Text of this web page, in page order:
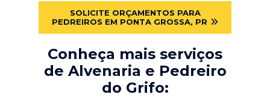
SOLICITE ORÇAMENTOS PARA
PEDREIROS EM PONTA GROSSA, PR
Conheça mais serviços
de Alvenaria e Pedreiro
do Grifo: